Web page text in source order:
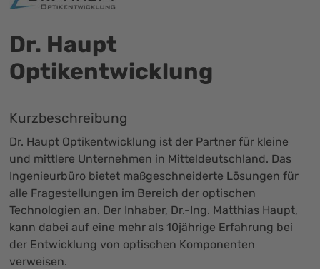
Dr. Haupt
Optikentwicklung
Kurzbeschreibung
Dr. Haupt Optikentwicklung ist der Partner für kleine
und mittlere Unternehmen in Mitteldeutschland. Das
Ingenieurbüro bietet maßgeschneiderte Lösungen für
alle Fragestellungen im Bereich der optischen
Technologien an. Der Inhaber, Dr.-Ing. Matthias Haupt,
kann dabei auf eine mehr als 10jährige Erfahrung bei
der Entwicklung von optischen Komponenten
verweisen.